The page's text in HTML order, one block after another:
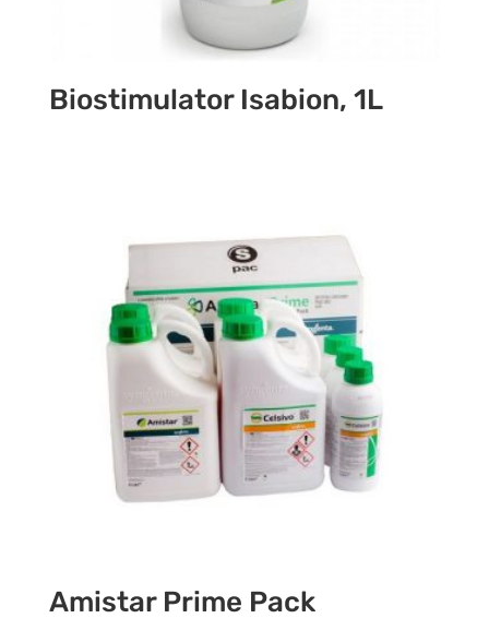
Biostimulator Isabion, 1L
Amistar Prime Pack